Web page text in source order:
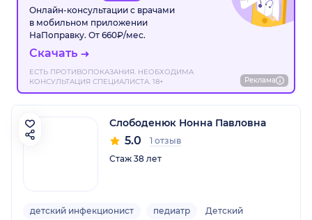
Онлайн-консультации с врачами
в мобильном приложении
НаПоправку. От 660₽/мес.
Скачать
ЕСТЬ ПРОТИВОПОКАЗАНИЯ. НЕОБХОДИМА
КОНСУЛЬТАЦИЯ СПЕЦИАЛИСТА. 18+
Реклама
Слободенюк Нонна Павловна
5.0
1 отзыв
Стаж 38 лет
детский инфекционист педиатр Детский